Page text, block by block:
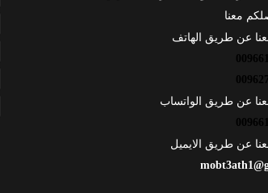
معنا
عن طريق الهاتف
عن طريق الواتساب
عن طريق الايميل